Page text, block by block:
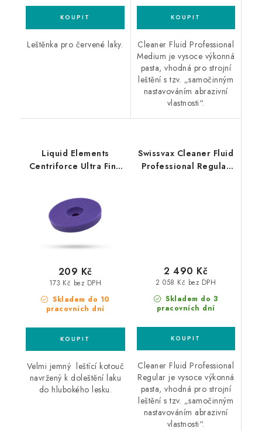
Leštěnka pro červené laky.
Cleaner Fluid Professional
Medium je vysoce výkonná
pasta, vhodná pro strojní
leštění s tzv. „samočinným
nastavováním abrazivní
vlastnosti“.
Liquid Elements
Centriforce Ultra Fine
Skladem do 10
pracovních dní
173 Kč bez DPH
209 Kč
Velmi jemný leštící kotouč
navržený k doleštění laku
do hlubokého lesku.
Swissvax Cleaner Fluid
Professional Regular
Skladem do 3
pracovních dní
2 058 Kč bez DPH
2 490 Kč
Cleaner Fluid Professional
Regular je vysoce výkonná
pasta, vhodná pro strojní
leštění s tzv. „samočinným
nastavováním abrazivní
vlastnosti“.